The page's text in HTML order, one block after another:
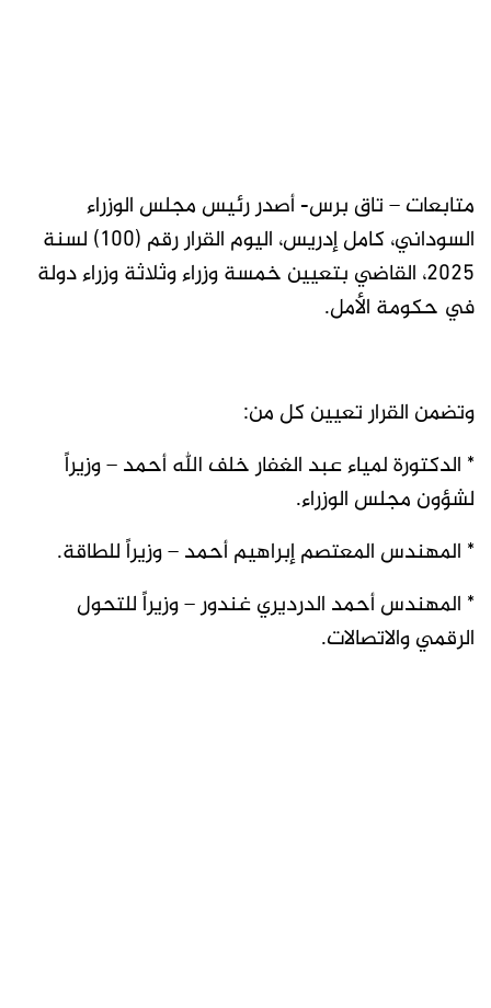
متابعات – تاق برس- أصدر رئيس مجلس الوزراء
السوداني، كامل إدريس، اليوم القرار رقم (100) لسنة
2025، القاضي بتعيين خمسة وزراء وثلاثة وزراء دولة
في حكومة الأمل.
وتضمن القرار تعيين كل من:
* الدكتورة لمياء عبد الغفار خلف الله أحمد – وزيراً
لشؤون مجلس الوزراء.
* المهندس المعتصم إبراهيم أحمد – وزيراً للطاقة.
* المهندس أحمد الدرديري غندور – وزيراً للتحول
الرقمي والاتصالات.